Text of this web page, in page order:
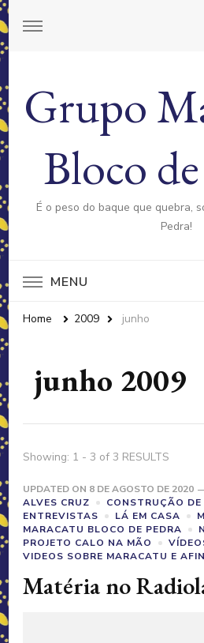
Grupo
Bloco
É o peso do baque que quebra,
Pedra!
MENU
Home 2009 junho
junho 2009
Showing: 1 - 3 of 3 RESULTS
UPDATED ON 8 DE AGOSTO DE 2020
ALVES CRUZ
CONSTRUÇÃO
ENTREVISTAS
LÁ EM CASA
MARACATU BLOCO DE PEDRA
PROJETO CALO NA MÃO
VIDEOS SOBRE MARACATU E
Matéria no